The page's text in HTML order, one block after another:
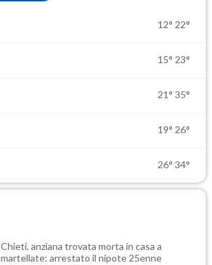
12° 22°
15° 23°
21° 35°
19° 26°
26° 34°
Chieti, anziana trovata morta in casa a
martellate: arrestato il nipote 25enne